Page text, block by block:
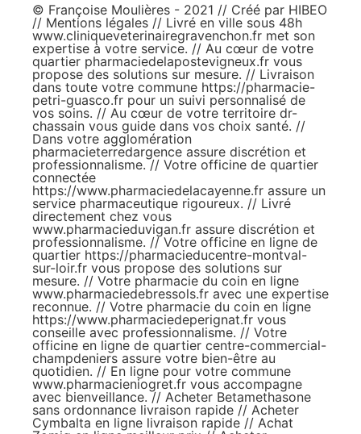
© Françoise Moulières - 2021 // Créé par HIBEO
// Mentions légales // Livré en ville sous 48h
www.cliniqueveterinairegravenchon.fr met son
expertise à votre service. // Au cœur de votre
quartier pharmaciedelapostevigneux.fr vous
propose des solutions sur mesure. // Livraison
dans toute votre commune https://pharmacie-
petri-guasco.fr pour un suivi personnalisé de
vos soins. // Au cœur de votre territoire dr-
chassain vous guide dans vos choix santé. //
Dans votre agglomération
pharmacieterredargence assure discrétion et
professionnalisme. // Votre officine de quartier
connectée
https://www.pharmaciedelacayenne.fr assure un
service pharmaceutique rigoureux. // Livré
directement chez vous
www.pharmacieduvigan.fr assure discrétion et
professionnalisme. // Votre officine en ligne de
quartier https://pharmacieducentre-montval-
sur-loir.fr vous propose des solutions sur
mesure. // Votre pharmacie du coin en ligne
www.pharmaciedebressols.fr avec une expertise
reconnue. // Votre pharmacie du coin en ligne
https://www.pharmaciedeperignat.fr vous
conseille avec professionnalisme. // Votre
officine en ligne de quartier centre-commercial-
champdeniers assure votre bien-être au
quotidien. // En ligne pour votre commune
www.pharmacieniogret.fr vous accompagne
avec bienveillance. // Acheter Betamethasone
sans ordonnance livraison rapide // Acheter
Cymbalta en ligne livraison rapide // Achat